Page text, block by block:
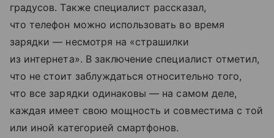
градусов. Также специалист рассказал,
что телефон можно использовать во время
зарядки — несмотря на «страшилки
из интернета». В заключение специалист отметил,
что не стоит заблуждаться относительно того,
что все зарядки одинаковы — на самом деле,
каждая имеет свою мощность и совместима с той
или иной категорией смартфонов.